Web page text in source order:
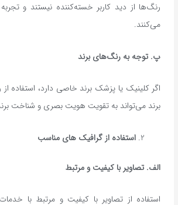
رنگ‌ها از دید کاربر خسته‌کننده نیستند و
می‌کنند.
پ. توجه به رنگ‌های برند
اگر کلینیک یا پزشک برند خاصی دارد، استفاده
برند می‌تواند به تقویت هویت بصری و شناخت
استفاده از گرافیک ‌های مناسب
الف. تصاویر با کیفیت و مرتبط
استفاده از تصاویر با کیفیت و مرتبط با